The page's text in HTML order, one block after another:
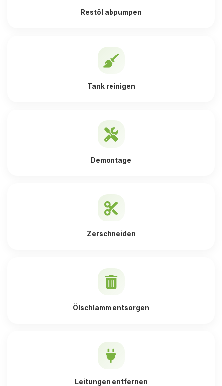
Restöl abpumpen
Tank reinigen
Demontage
Zerschneiden
Ölschlamm entsorgen
Leitungen entfernen